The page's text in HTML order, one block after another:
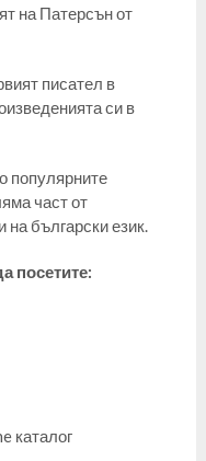
на Патерсън от
писател в
си в
популярните
част от
на български език.
посетите:
каталог